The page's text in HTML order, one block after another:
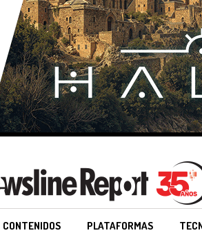
CONTENIDOS PLATAFORMAS